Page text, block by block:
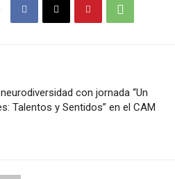
con jornada “Un
Talentos y Sentidos” en el CAM